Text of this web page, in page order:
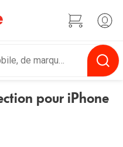
pour iPhone